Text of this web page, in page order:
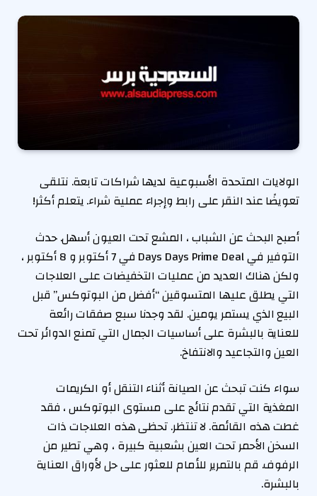
الولايات المتحدة الأسبوعية لديها شراكات تابعة. نتلقى
تعويضًا عند النقر على رابط وإجراء عملية شراء. يتعلم أكثر!
أصبح البحث عن الشباب ، المشع تحت العيون أسهل. حدث
التوفير في Days Days Prime Deal في 7 أكتوبر و 8 أكتوبر ،
ولكن هناك العديد من عمليات التخفيضات على العلاجات
التي يطلق عليها المتسوقين “أفضل من البوتوكس” قبل
البيع الذي يستمر يومين. لقد وجدنا سبع صفقات رائعة
للعناية بالبشرة على أساسيات الجمال التي تمنع الدوائر تحت
العين والتجاعيد والانتفاخ.
سواء كنت تبحث عن الصيانة أثناء التنقل أو الكريمات
المغذية التي تقدم نتائج على مستوى البوتوكس ، فقد
غطت هذه القائمة. لا تنتظر. تحظى هذه العلاجات ذات
السخن الأحمر تحت العين بشعبية كبيرة ، وهي تطير من
الرفوف. قم بالتمرير للأمام للعثور على حل لأوراق العناية
بالبشرة.